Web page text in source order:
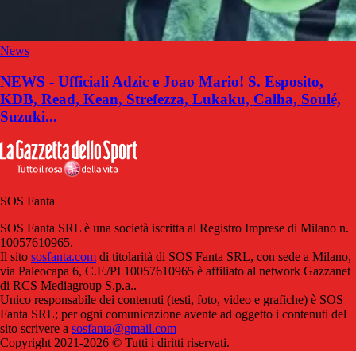
News
NEWS - Ufficiali Adzic e Joao Mario! S. Esposito,
KDB, Read, Kean, Strefezza, Lukaku, Calha, Soulé,
Suzuki...
SOS Fanta
SOS Fanta SRL è una società iscritta al Registro Imprese di Milano n.
10057610965.
Il sito sosfanta.com di titolarità di SOS Fanta SRL, con sede a Milano,
via Paleocapa 6, C.F./PI 10057610965 è affiliato al network Gazzanet
di RCS Mediagroup S.p.a..
Unico responsabile dei contenuti (testi, foto, video e grafiche) è SOS
Fanta SRL; per ogni comunicazione avente ad oggetto i contenuti del
sito scrivere a sosfanta@gmail.com
Copyright 2021-2026 © Tutti i diritti riservati.